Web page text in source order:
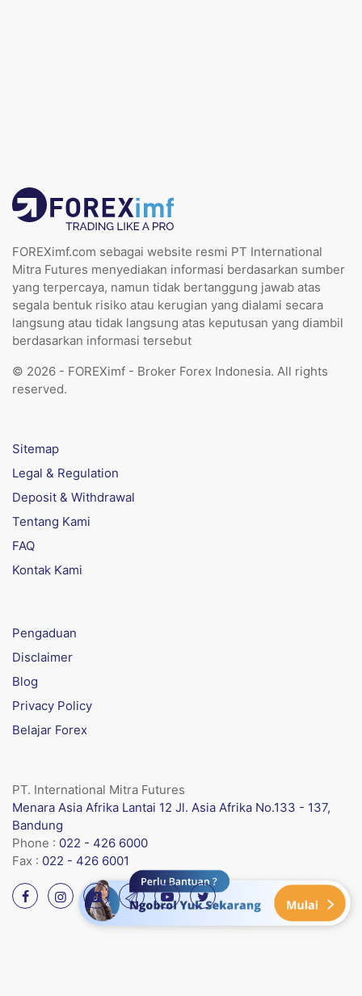
FOREXimf.com sebagai website resmi PT International
Mitra Futures menyediakan informasi berdasarkan sumber
yang terpercaya, namun tidak bertanggung jawab atas
segala bentuk risiko atau kerugian yang dialami secara
langsung atau tidak langsung atas keputusan yang diambil
berdasarkan informasi tersebut
© 2026 - FOREXimf - Broker Forex Indonesia. All rights
reserved.
Sitemap
Legal & Regulation
Deposit & Withdrawal
Tentang Kami
FAQ
Kontak Kami
Pengaduan
Disclaimer
Blog
Privacy Policy
Belajar Forex
PT. International Mitra Futures
Menara Asia Afrika Lantai 12 Jl. Asia Afrika No.133 - 137,
Bandung
Phone : 022 - 426 6000
Fax : 022 - 426 6001